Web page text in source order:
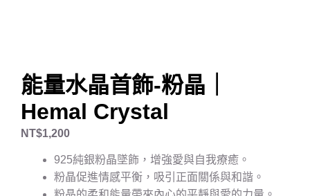
能量水晶首飾-粉晶｜
Hemal Crystal
NT$1,200
925純銀粉晶墜飾，增強愛與自我療癒。
粉晶促進情感平衡，吸引正面關係與和諧。